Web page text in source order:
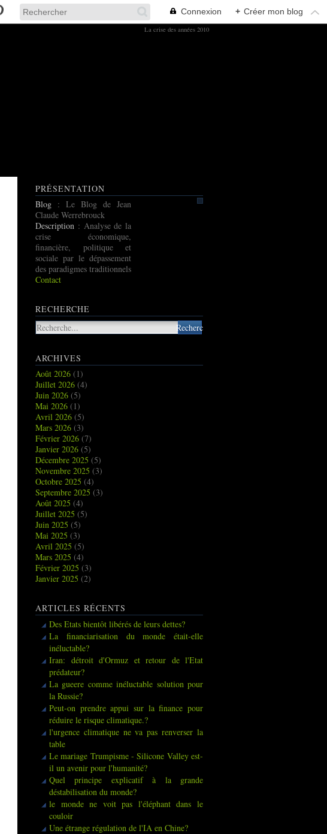
Connexion + Créer mon blog
La crise des années 2010
PRÉSENTATION
Blog : Le Blog de Jean
Claude Werrebrouck
Description : Analyse de la
crise économique,
financière, politique et
sociale par le dépassement
des paradigmes traditionnels
Contact
RECHERCHE
ARCHIVES
Août 2026 (1)
Juillet 2026 (4)
Juin 2026 (5)
Mai 2026 (1)
Avril 2026 (5)
Mars 2026 (3)
Février 2026 (7)
Janvier 2026 (5)
Décembre 2025 (5)
Novembre 2025 (3)
Octobre 2025 (4)
Septembre 2025 (3)
Août 2025 (4)
Juillet 2025 (5)
Juin 2025 (5)
Mai 2025 (3)
Avril 2025 (5)
Mars 2025 (4)
Février 2025 (3)
Janvier 2025 (2)
ARTICLES RÉCENTS
Des Etats bientôt libérés de leurs dettes?
La financiarisation du monde était-elle
inéluctable?
Iran: détroit d'Ormuz et retour de l'Etat
prédateur?
La gueere comme inéluctable solution pour
la Russie?
Peut-on prendre appui sur la finance pour
réduire le risque climatique.?
l'urgence climatique ne va pas renverser la
table
Le mariage Trumpisme - Silicone Valley est-
il un avenir pour l'humanité?
Quel principe explicatif à la grande
déstabilisation du monde?
le monde ne voit pas l'éléphant dans le
couloir
Une étrange régulation de l'IA en Chine?